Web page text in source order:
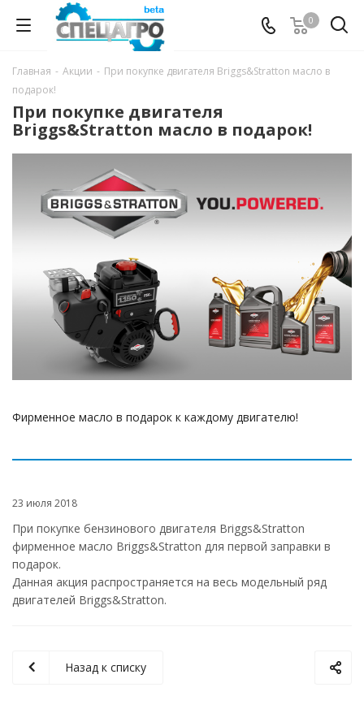
0
Главная - Акции - При покупке двигателя Briggs&Stratton масло в
подарок!
При покупке двигателя
Briggs&Stratton масло в подарок!
Фирменное масло в подарок к каждому двигателю!
23 июля 2018
При покупке бензинового двигателя Briggs&Stratton
фирменное масло Briggs&Stratton для первой заправки в
подарок.
Данная акция распространяется на весь модельный ряд
двигателей Briggs&Stratton.
Назад к списку